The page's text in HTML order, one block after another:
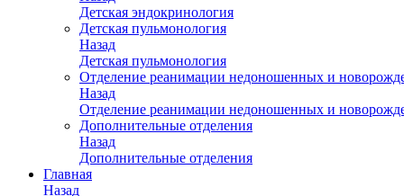
Детская эндокринология
Детская пульмонология
Назад
Детская пульмонология
Отделение реанимации недоношенных и
Назад
Отделение реанимации недоношенных и
Дополнительные отделения
Назад
Дополнительные отделения
Главная
Назад